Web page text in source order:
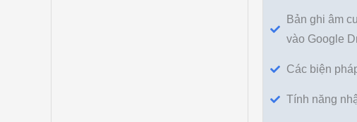
Bản ghi âm
vào Google
Các biện
Tính năng